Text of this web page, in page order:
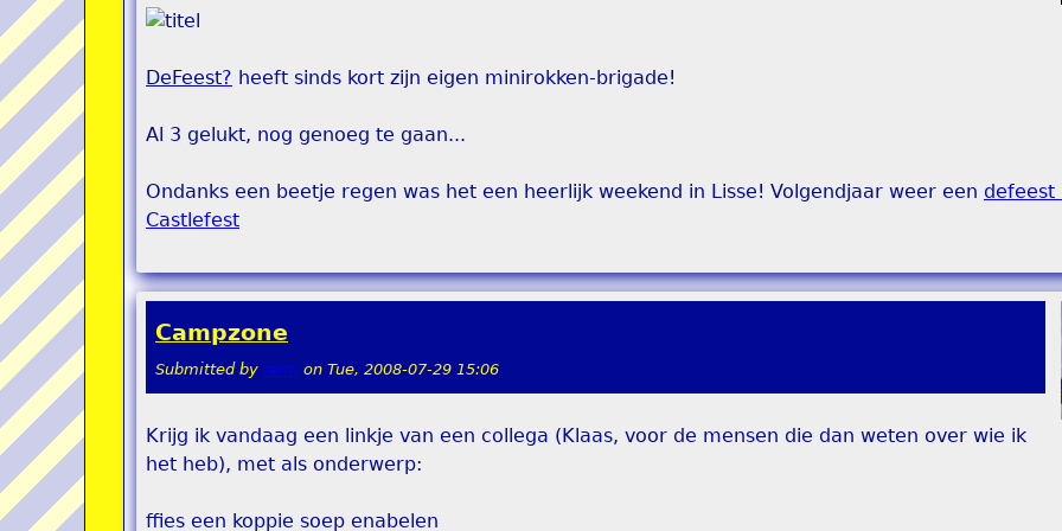
DeFeest? heeft sinds kort zijn eigen minirokken-brigade!
Al 3 gelukt, nog genoeg te gaan...
Ondanks een beetje regen was het een heerlijk weekend in Lisse! Volgendjaar weer een defeest
Castlefest
Campzone
Submitted by remi on Tue, 2008-07-29 15:06
Krijg ik vandaag een linkje van een collega (Klaas, voor de mensen die dan weten over wie ik
het heb), met als onderwerp:
ffies een koppie soep enabelen